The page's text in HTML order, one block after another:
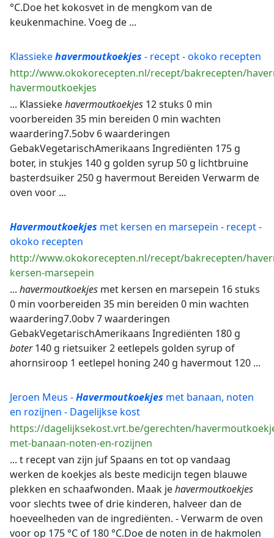
°C.Doe het kokosvet in de mengkom van de
keukenmachine. Voeg de ...
Klassiekehavermoutkoekjes - recept - okoko recepten
http://www.okokorecepten.nl/recept/bakrecepten/
havermoutkoekjes
... Klassiekehavermoutkoekjes 12 stuks 0 min
voorbereiden 35 min bereiden 0 min wachten
waardering7.5obv 6 waarderingen
GebakVegetarischAmerikaans Ingrediënten 175 g
boter, in stukjes 140 g golden syrup 50 g lichtbruine
basterdsuiker 250 g havermout Bereiden Verwarm de
oven voor ...
Havermoutkoekjes met kersen en marsepein - recept -
okoko recepten
http://www.okokorecepten.nl/recept/bakrecepten/
kersen-marsepein
... havermoutkoekjes met kersen en marsepein 16 stuks
0 min voorbereiden 35 min bereiden 0 min wachten
waardering7.0obv 7 waarderingen
GebakVegetarischAmerikaans Ingrediënten 180 g
boter140 g rietsuiker 2 eetlepels golden syrup of
ahornsiroop 1 eetlepel honing 240 g havermout 120 ...
Jeroen Meus -Havermoutkoekjes met banaan, noten
en rozijnen - Dagelijkse kost
https://dagelijksekost.vrt.be/gerechten/
met-banaan-noten-en-rozijnen
... t recept van zijn juf Spaans en tot op vandaag
werken de koekjes als beste medicijn tegen blauwe
plekken en schaafwonden. Maak jehavermoutkoekjes
voor slechts twee of drie kinderen, halveer dan de
hoeveelheden van de ingrediënten. - Verwarm de oven
voor op 175 °C of 180 °C.Doe de noten in de hakmolen